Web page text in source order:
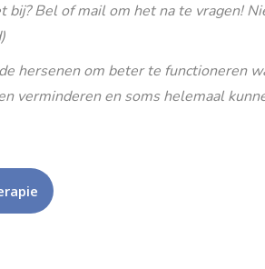
bij? Bel of mail om het na te vragen!
hersenen om beter te functioneren
verminderen en soms helemaal